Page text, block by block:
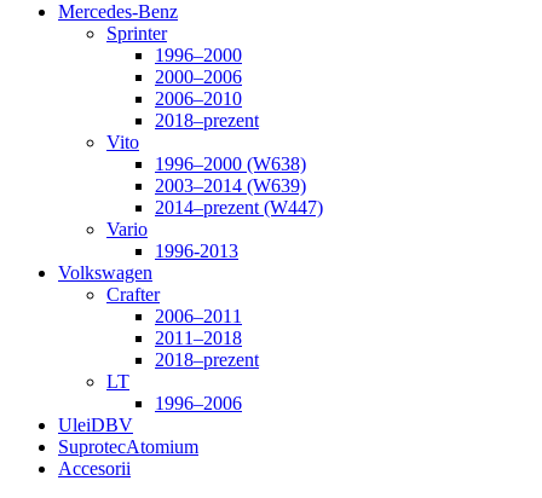
Mercedes-Benz
Sprinter
1996–2000
2000–2006
2006–2010
2018–prezent
Vito
1996–2000 (W638)
2003–2014 (W639)
2014–prezent (W447)
Vario
1996-2013
Volkswagen
Crafter
2006–2011
2011–2018
2018–prezent
LT
1996–2006
UleiDBV
SuprotecAtomium
Accesorii